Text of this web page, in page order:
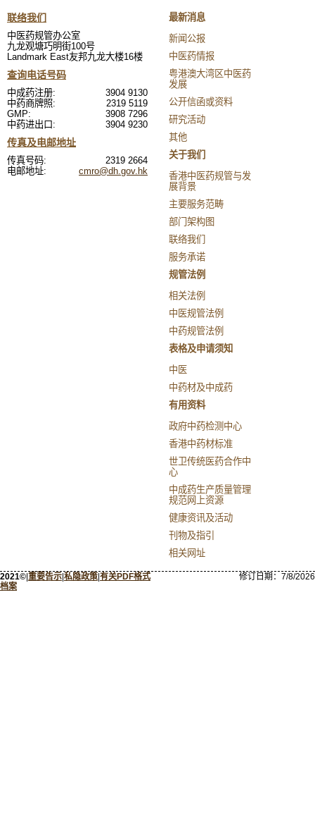
联络我们
中医药规管办公室
九龙观塘巧明街100号
Landmark East友邦九龙大楼16楼
查询电话号码
中成药注册:
3904 9130
中药商牌照:
2319 5119
GMP:
3908 7296
中药进出口:
3904 9230
传真及电邮地址
传真号码:
2319 2664
电邮地址:
cmro@dh.gov.hk
最新消息
新闻公报
中医药情报
粤港澳大湾区中医药
发展
公开信函或资料
研究活动
其他
关于我们
香港中医药规管与发
展背景
主要服务范畴
部门架构图
联络我们
服务承诺
规管法例
相关法例
中医规管法例
中药规管法例
表格及申请须知
中医
中药材及中成药
有用资料
政府中药检测中心
香港中药材标准
世卫传统医药合作中
心
中成药生产质量管理
规范网上资源
健康资讯及活动
刊物及指引
相关网址
2021©|重要告示|私隐政策|有关PDF格式
档案
修订日期： 7/8/2026